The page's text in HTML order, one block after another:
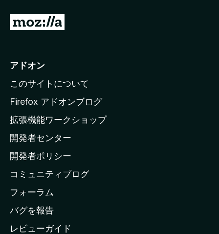
M
i
l
a
ホ
ー
ム
ー
ジ
へ
アドオン
このサイトについて
Firefox アドオンブログ
拡張機能ワークショップ
開発者センター
開発者ポリシー
コミュニティブログ
フォーラム
バグを報告
レビューガイド